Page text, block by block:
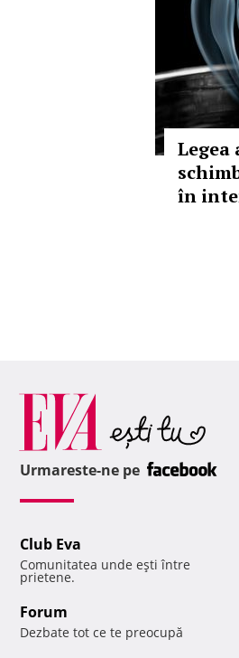
în
Urmareste-ne pe
Club Eva
Comunitatea unde eşti între
prietene.
Forum
Dezbate tot ce te preocupă